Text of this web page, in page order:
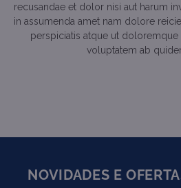
recusandae et dolor nisi aut harum
in assumenda amet nam dolore
perspiciatis atque ut
voluptatem ab
NOVIDADES E